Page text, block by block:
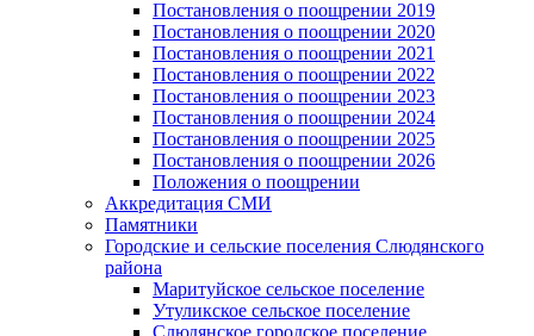
Постановления о поощрении 2019
Постановления о поощрении 2020
Постановления о поощрении 2021
Постановления о поощрении 2022
Постановления о поощрении 2023
Постановления о поощрении 2024
Постановления о поощрении 2025
Постановления о поощрении 2026
Положения о поощрении
Аккредитация СМИ
Памятники
Городские и сельские поселения Слюдянского
района
Маритуйское сельское поселение
Утуликское сельское поселение
Слюдянское городское поселение